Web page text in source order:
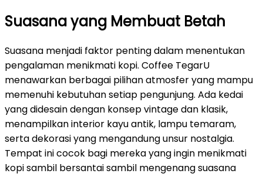
Suasana yang Membuat Betah
Suasana menjadi faktor penting dalam menentukan
pengalaman menikmati kopi. Coffee TegarU
menawarkan berbagai pilihan atmosfer yang mampu
memenuhi kebutuhan setiap pengunjung. Ada kedai
yang didesain dengan konsep vintage dan klasik,
menampilkan interior kayu antik, lampu temaram,
serta dekorasi yang mengandung unsur nostalgia.
Tempat ini cocok bagi mereka yang ingin menikmati
kopi sambil bersantai sambil mengenang suasana